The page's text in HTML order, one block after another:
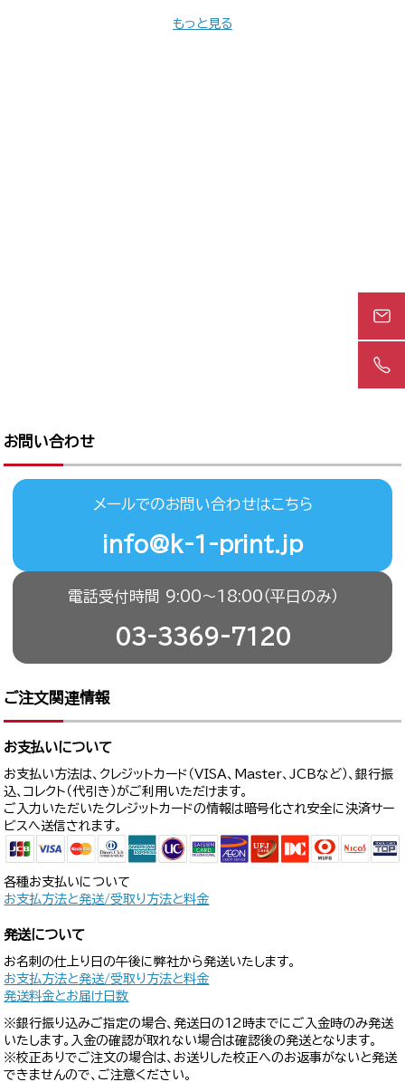
もっと見る
お問い合わせ
メールでのお問い合わせはこちら
info@k-1-print.jp
電話受付時間 9:00〜18:00（平日のみ）
03-3369-7120
ご注文関連情報
お支払いについて
お支払い方法は、クレジットカード（VISA、Master、JCBなど）、銀行振
込、コレクト（代引き）がご利用いただけます。
ご入力いただいたクレジットカードの情報は暗号化され安全に決済サー
ビスへ送信されます。
各種お支払いについて
お支払方法と発送/受取り方法と料金
発送について
お名刺の仕上り日の午後に弊社から発送いたします。
お支払方法と発送/受取り方法と料金
発送料金とお届け日数
※銀行振り込みご指定の場合、発送日の12時までにご入金時のみ発送
いたします。入金の確認が取れない場合は確認後の発送となります。
※校正ありでご注文の場合は、お送りした校正へのお返事がないと発送
できませんので、ご注意ください。